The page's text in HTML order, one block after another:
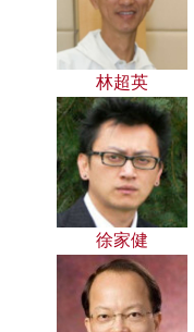
林超英
徐家健